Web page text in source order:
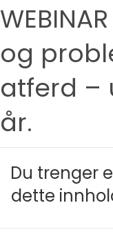
og
atferd –
år.
Du trenger
dette